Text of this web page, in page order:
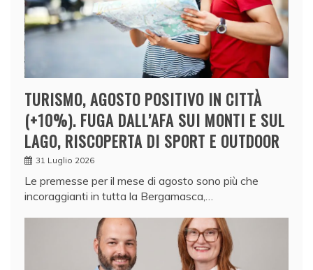
TURISMO, AGOSTO POSITIVO IN CITTÀ
(+10%). FUGA DALL’AFA SUI MONTI E SUL
LAGO, RISCOPERTA DI SPORT E OUTDOOR
31 Luglio 2026
Le premesse per il mese di agosto sono più che
incoraggianti in tutta la Bergamasca,…